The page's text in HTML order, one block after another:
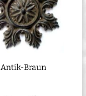
Antik-Braun